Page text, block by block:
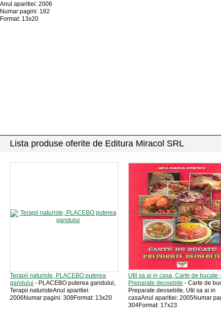
Anul aparitiei: 2006
Numar pagini: 182
Format: 13x20
Lista produse oferite de Editura Miracol SRL
Terapii naturiste, PLACEBO puterea
gandului - PLACEBO puterea gandului,
Terapii naturisteAnul aparitiei:
2006Numar pagini: 308Format: 13x20
Util sa ai in casa, Carte de bucate -
Preparate deosebite - Carte de
Preparate deosebite, Util sa ai in
casaAnul aparitiei: 2005Numar
304Format: 17x23